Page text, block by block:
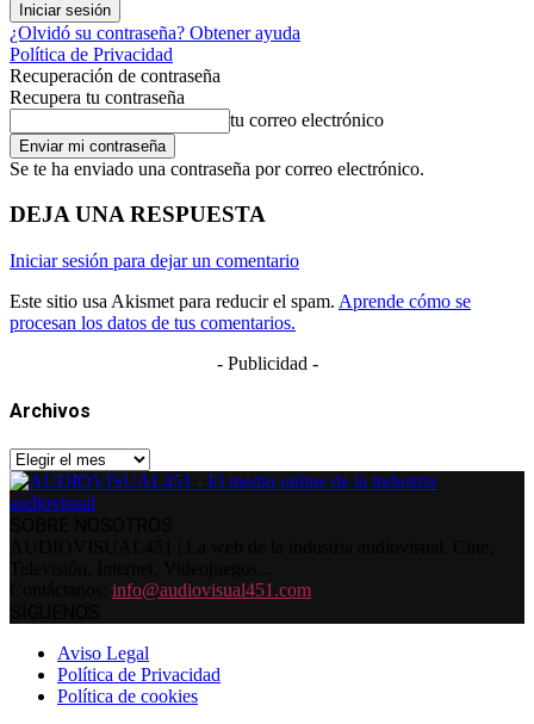
¿Olvidó su contraseña? Obtener ayuda
Política de Privacidad
Recuperación de contraseña
Recupera tu contraseña
tu correo electrónico
Se te ha enviado una contraseña por correo electrónico.
DEJA UNA RESPUESTA
Iniciar sesión para dejar un comentario
Este sitio usa Akismet para reducir el spam. Aprende cómo se
procesan los datos de tus comentarios.
- Publicidad -
Archivos
Archivos
info@audiovisual451.com
Aviso Legal
Política de Privacidad
Política de cookies